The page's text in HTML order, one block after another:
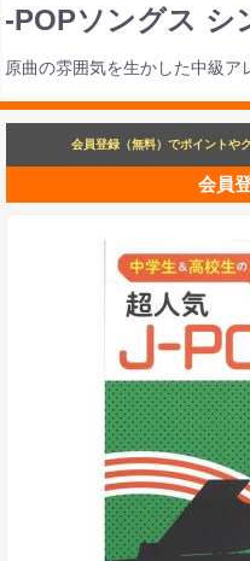
-POPソングス シ
原曲の雰囲気を生かした中級ア
会員登録（無料）でポイントや
会員